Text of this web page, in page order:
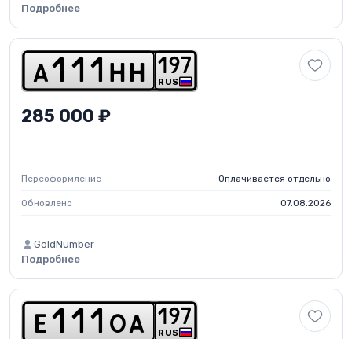
Подробнее
a 1 1 1 h h RUS
1 9 7
285 000 ₽
Переоформление Оплачивается отдельно
Обновлено 07.08.2026
GoldNumber
Подробнее
e 1 1 1 o a RUS
1 9 7